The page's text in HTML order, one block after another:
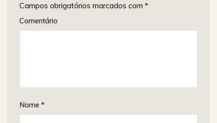
Campos obrigatórios marcados com *
Comentário
Nome *